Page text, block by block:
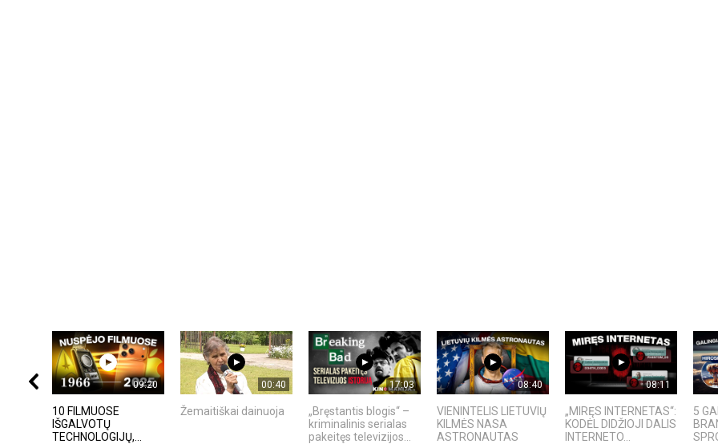
09:20
10 FILMUOSE
IŠGALVOTŲ
TECHNOLOGIJŲ,...
00:40
Žemaitiškai dainuoja
17:03
„Bręstantis blogis“ –
kriminalinis serialas
pakeitęs televizijos...
08:40
VIENINTELIS LIETUVIŲ
KILMĖS NASA
ASTRONAUTAS
08:11
„MIRĘS INTERNETAS“:
KODĖL DIDŽIOJI DALIS
INTERNETO...
5